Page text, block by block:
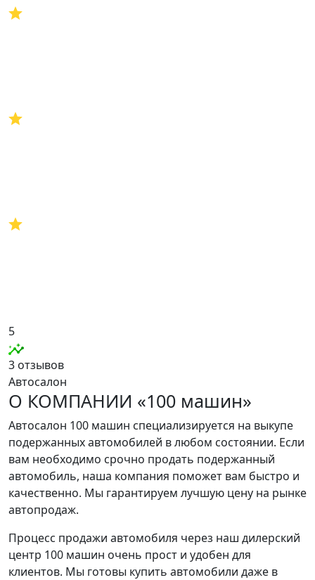
5
3 отзывов
Автосалон
О КОМПАНИИ «100 машин»
Автосалон 100 машин специализируется на выкупе
подержанных автомобилей в любом состоянии. Если
вам необходимо срочно продать подержанный
автомобиль, наша компания поможет вам быстро и
качественно. Мы гарантируем лучшую цену на рынке
автопродаж.
Процесс продажи автомобиля через наш дилерский
центр 100 машин очень прост и удобен для
клиентов. Мы готовы купить автомобили даже в